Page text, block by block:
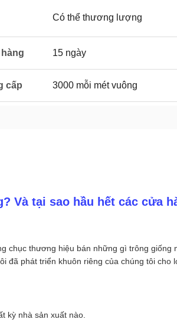
Có thể thương lượng
15 ngày
cấp 3000 mỗi mét vuông
Và tại sao hầu hết các cửa
chục thương hiệu bán những gì trông giống
phát triển khuôn riêng của chúng tôi cho
kỳ nhà sản xuất nào.